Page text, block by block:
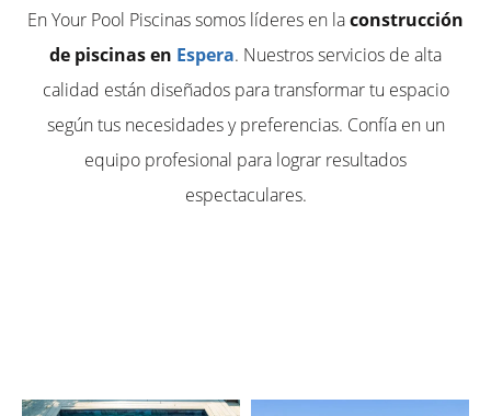
En Your Pool Piscinas somos líderes en laconstrucción
de piscinas en Espera. Nuestros servicios de alta
calidad están diseñados para transformar tu espacio
según tus necesidades y preferencias. Confía en un
equipo profesional para lograr resultados
espectaculares.